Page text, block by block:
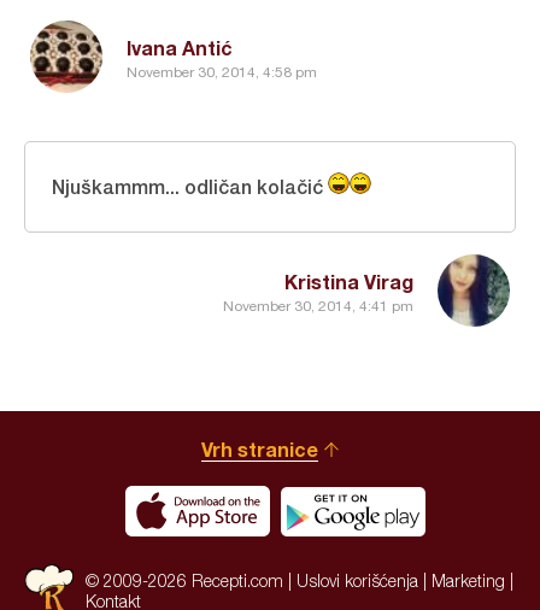
Ivana Antić
November 30, 2014, 4:58 pm
Kristina Virag
November 30, 2014, 4:41 pm
Njuškammm... odličan kolačić
Vrh stranice
© 2009-2026 Recepti.com | Uslovi korišćenja Marketing
Kontakt